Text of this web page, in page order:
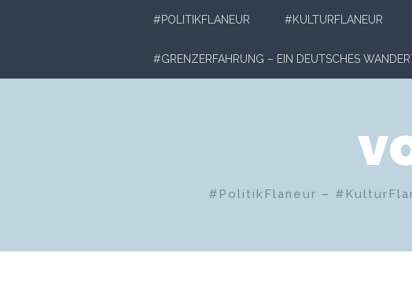
#POLITIKFLANEUR #KULTURFLANEUR
#GRENZERFAHRUNG – EIN DEUTSCHES
#PolitikFlaneur –